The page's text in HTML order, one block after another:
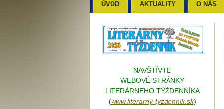
NAVŠTÍVTE
WEBOVÉ STRÁNKY
LITERÁRNEHO TÝŽDENNÍKA
(www.literarny-tyzdennik.sk)
ÚVOD AKTUALITY O NÁS